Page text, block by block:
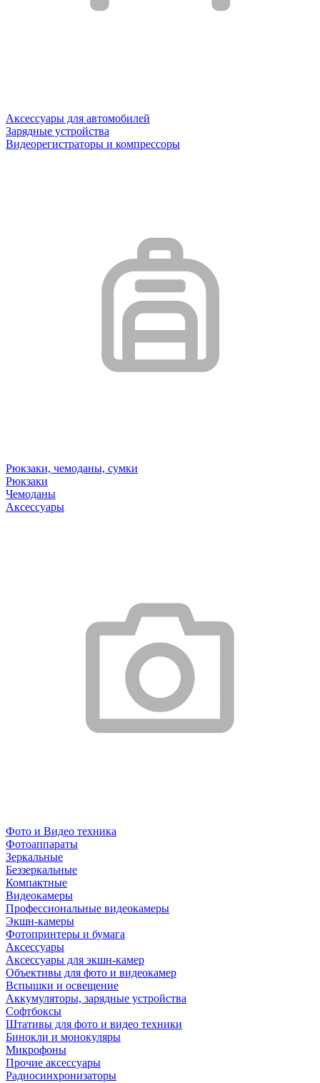
Аксессуары для автомобилей
Зарядные устройства
Видеорегистраторы и компрессоры
Рюкзаки, чемоданы, сумки
Рюкзаки
Чемоданы
Аксессуары
Фото и Видео техника
Фотоаппараты
Зеркальные
Беззеркальные
Компактные
Видеокамеры
Профессиональные видеокамеры
Экшн-камеры
Фотопринтеры и бумага
Аксессуары
Аксессуары для экшн-камер
Объективы для фото и видеокамер
Вспышки и освещение
Аккумуляторы, зарядные устройства
Софтбоксы
Штативы для фото и видео техники
Бинокли и монокуляры
Микрофоны
Прочие аксессуары
Радиосинхронизаторы